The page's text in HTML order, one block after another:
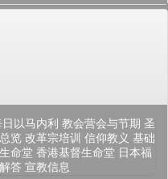
以马内利 教会营会与节期 圣
览 改革宗培训 信仰教义 基础
命堂 香港基督生命堂 日本福
答 宣教信息